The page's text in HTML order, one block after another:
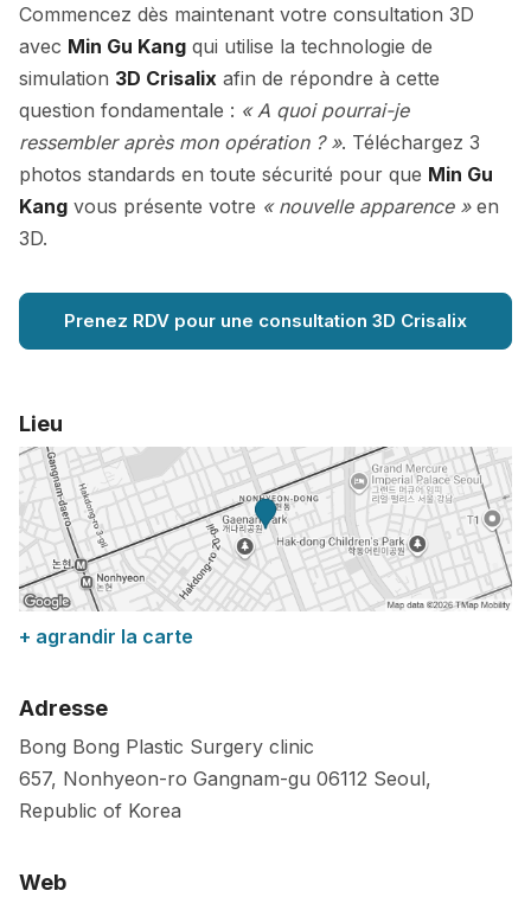
Commencez dès maintenant votre consultation 3D
avec Min Gu Kang qui utilise la technologie de
simulation 3D Crisalix afin de répondre à cette
question fondamentale : « A quoi pourrai-je
ressembler après mon opération ? ». Téléchargez 3
photos standards en toute sécurité pour que Min Gu
Kang vous présente votre « nouvelle apparence »en
3D.
Prenez RDV pour une consultation 3D Crisalix
Lieu
+ agrandir la carte
Adresse
Bong Bong Plastic Surgery clinic
657, Nonhyeon-ro Gangnam-gu 06112 Seoul,
Republic of Korea
Web